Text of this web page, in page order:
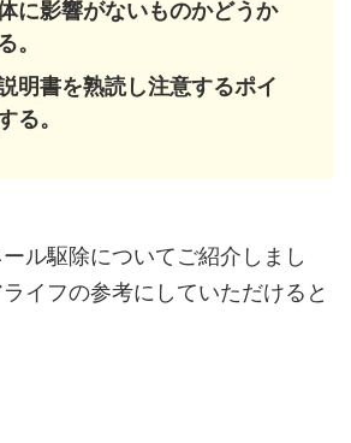
に影響がないものかどうか
。
明書を熟読し注意するポイ
る。
ル駆除についてご紹介しまし
イフの参考にしていただけると